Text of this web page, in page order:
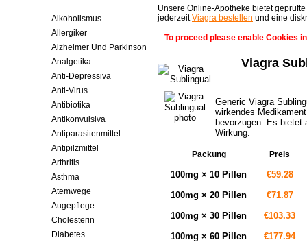
Alkoholismus
Allergiker
Alzheimer Und Parkinson
Analgetika
Anti-Depressiva
Anti-Virus
Antibiotika
Antikonvulsiva
Antiparasitenmittel
Antipilzmittel
Arthritis
Asthma
Atemwege
Augepflege
Cholesterin
Diabetes
Unsere Online-Apotheke bietet
jederzeitViagra bestellen und eine
To proceed please enable Cookies
Viagra
Generic Viagra
wirkendes
bevorzugen. Es bietet
Wirkung.
Packung Preis
100mg × 10 Pillen
€59.28
100mg × 20 Pillen
€71.87
100mg × 30 Pillen
€103.33
100mg × 60 Pillen
€177.94